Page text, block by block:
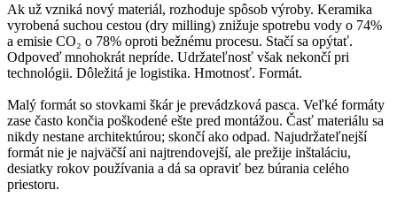
Ak už vzniká nový materiál, rozhoduje spôsob výroby. Keramika
vyrobená suchou cestou (dry milling) znižuje spotrebu vody o 74%
a emisie CO₂ o 78% oproti bežnému procesu. Stačí sa opýtať.
Odpoveď mnohokrát nepríde. Udržateľnosť však nekončí pri
technológii. Dôležitá je logistika. Hmotnosť. Formát.
Malý formát so stovkami škár je prevádzková pasca. Veľké formáty
zase často končia poškodené ešte pred montážou. Časť materiálu sa
nikdy nestane architektúrou; skončí ako odpad. Najudržateľnejší
formát nie je najväčší ani najtrendovejší, ale prežije inštaláciu,
desiatky rokov používania a dá sa opraviť bez búrania celého
priestoru.